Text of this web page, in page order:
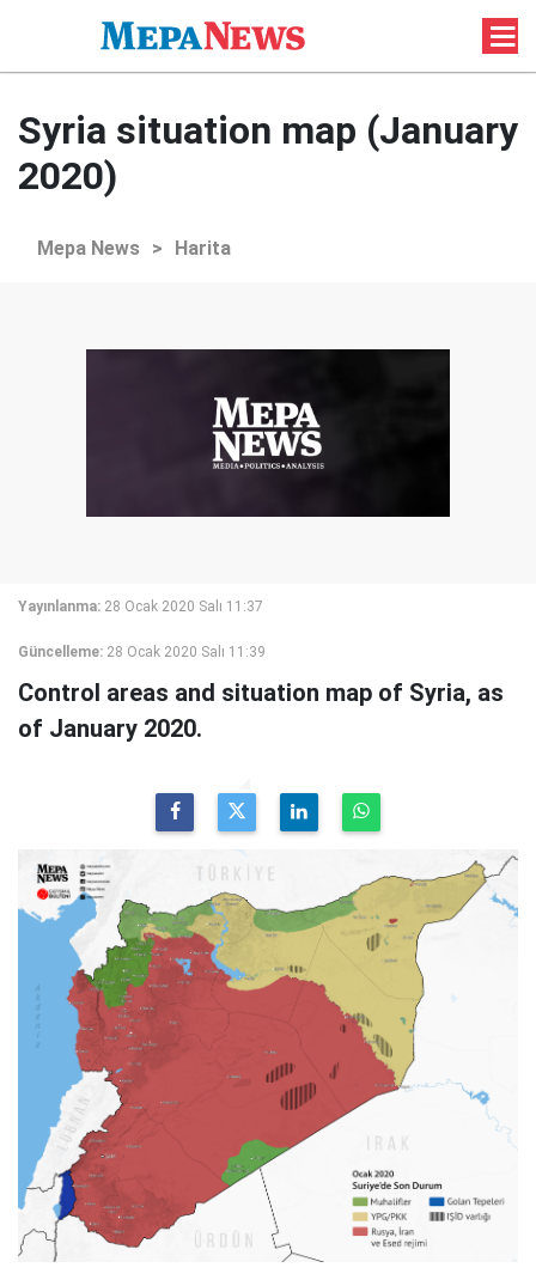
Syria situation map (January
2020)
Mepa News > Harita
Yayınlanma: 28 Ocak 2020 Salı 11:37
Güncelleme: 28 Ocak 2020 Salı 11:39
Control areas and situation map of Syria, as
of January 2020.